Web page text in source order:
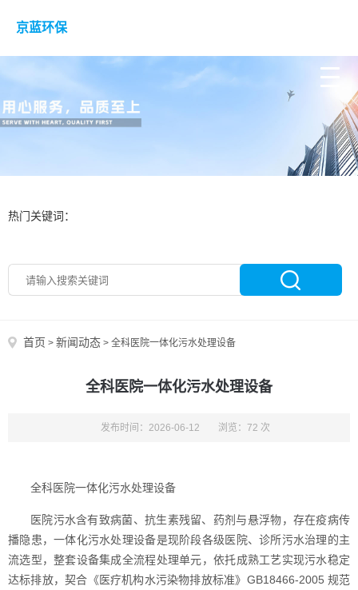
京蓝环保
热门关键词：
首页 > 新闻动态 > 全科医院一体化污水处理设备
全科医院一体化污水处理设备
发布时间：2026-06-12 浏览：72 次
全科医院一体化污水处理设备
医院污水含有致病菌、抗生素残留、药剂与悬浮物，存在疫病传
播隐患，一体化污水处理设备是现阶段各级医院、诊所污水治理的主
流选型，整套设备集成全流程处理单元，依托成熟工艺实现污水稳定
达标排放，契合《医疗机构水污染物排放标准》GB18466-2005 规范